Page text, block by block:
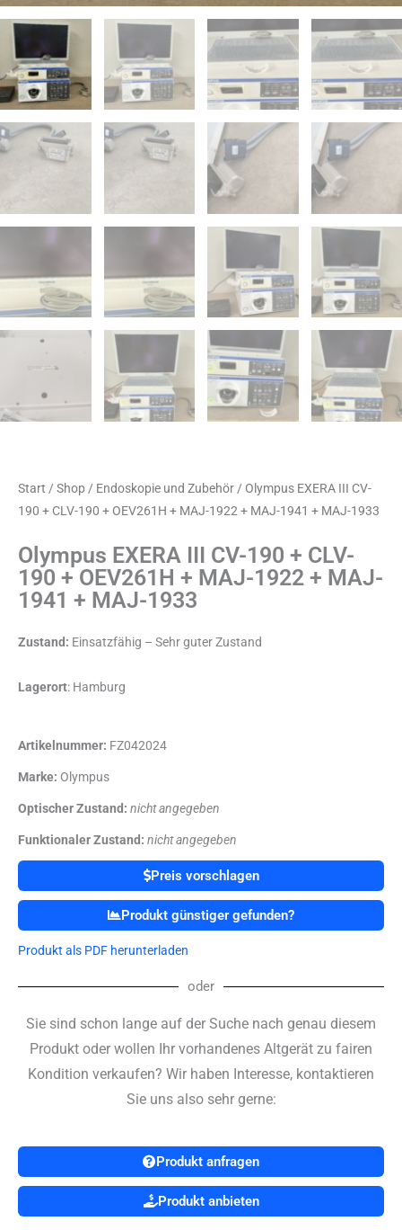
Start / Shop / Endoskopie und Zubehör / Olympus EXERA III CV-
190 + CLV-190 + OEV261H + MAJ-1922 + MAJ-1941 + MAJ-1933
Olympus EXERA III CV-190 + CLV-
190 + OEV261H + MAJ-1922 + MAJ-
1941 + MAJ-1933
Zustand: Einsatzfähig – Sehr guter Zustand
Lagerort: Hamburg
Artikelnummer: FZ042024
Marke: Olympus
Optischer Zustand: nicht angegeben
Funktionaler Zustand: nicht angegeben
Preis vorschlagen
Produkt günstiger gefunden?
Produkt als PDF herunterladen
oder
Sie sind schon lange auf der Suche nach genau diesem
Produkt oder wollen Ihr vorhandenes Altgerät zu fairen
Kondition verkaufen? Wir haben Interesse, kontaktieren
Sie uns also sehr gerne:
Produkt anfragen
Produkt anbieten